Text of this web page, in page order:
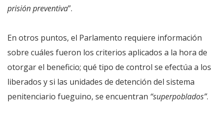
prisión preventiva”.
En otros puntos, el Parlamento requiere información
sobre cuáles fueron los criterios aplicados a la hora de
otorgar el beneficio; qué tipo de control se efectúa a los
liberados y si las unidades de detención del sistema
penitenciario fueguino, se encuentran “superpoblados”.